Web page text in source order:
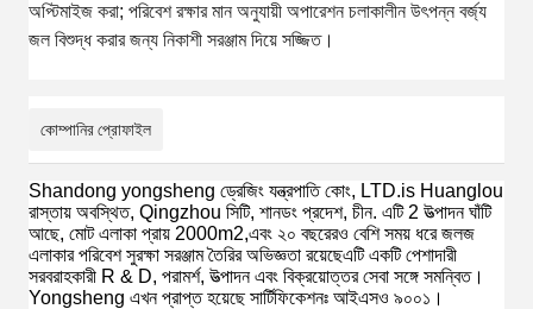
অপ্টিমাইজ করা; পরিবেশ রক্ষার মান অনুযায়ী অপারেশন চলাকালীন উৎপন্ন বর্জ্য
জল বিশুদ্ধ করার জন্য নিকাশী সরঞ্জাম দিয়ে সজ্জিত।
কোম্পানির প্রোফাইল
Shandong yongsheng ড্রেজিং যন্ত্রপাতি কোং, LTD.is Huanglou
রাস্তায় অবস্থিত, Qingzhou সিটি, শানডং প্রদেশ, চীন. এটি 2 উত্পাদন ঘাঁটি
আছে, মোট এলাকা প্রায় 2000m2,এবং ২০ বছরেরও বেশি সময় ধরে জলজ
এলাকার পরিবেশ সুরক্ষা সরঞ্জাম তৈরির অভিজ্ঞতা রয়েছেএটি একটি পেশাদারী
সরবরাহকারী R & D, পরামর্শ, উত্পাদন এবং বিক্রয়োত্তর সেবা সঙ্গে সমন্বিত।
Yongsheng এখন প্রাপ্ত হয়েছে সার্টিফিকেশনঃ আইএসও ৯০০১।